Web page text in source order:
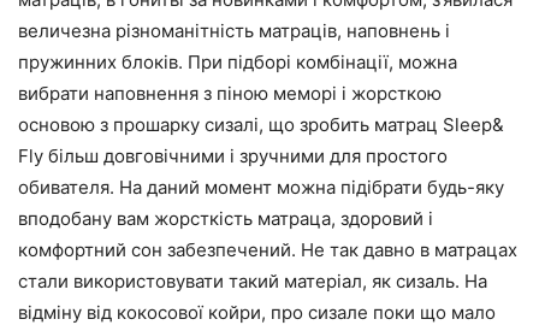
величезна різноманітність матраців, наповнень і
пружинних блоків. При підборі комбінації, можна
вибрати наповнення з піною меморі і жорсткою
основою з прошарку сизалі, що зробить матрац Sleep&
Fly більш довговічними і зручними для простого
обивателя. На даний момент можна підібрати будь-яку
вподобану вам жорсткість матраца, здоровий і
комфортний сон забезпечений. Не так давно в матрацах
стали використовувати такий матеріал, як сизаль. На
відміну від кокосової койри, про сизале поки що мало